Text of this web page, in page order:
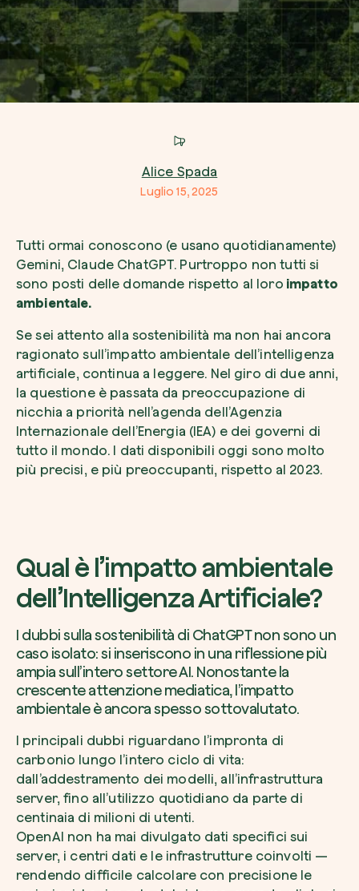
Alice Spada
Luglio 15, 2025
Tutti ormai conoscono (e usano quotidianamente)
Gemini, Claude ChatGPT. Purtroppo non tutti si
sono posti delle domande rispetto al loro impatto
ambientale.
Se sei attento alla sostenibilità ma non hai ancora
ragionato sull’impatto ambientale dell’intelligenza
artificiale, continua a leggere. Nel giro di due anni,
la questione è passata da preoccupazione di
nicchia a priorità nell’agenda dell’Agenzia
Internazionale dell’Energia (IEA) e dei governi di
tutto il mondo. I dati disponibili oggi sono molto
più precisi, e più preoccupanti, rispetto al 2023.
Qual è l’impatto ambientale
dell’Intelligenza Artificiale?
I dubbi sulla sostenibilità di ChatGPT non sono un
caso isolato: si inseriscono in una riflessione più
ampia sull’intero settore AI. Nonostante la
crescente attenzione mediatica, l’impatto
ambientale è ancora spesso sottovalutato.
I principali dubbi riguardano l’impronta di
carbonio lungo l’intero ciclo di vita:
dall’addestramento dei modelli, all’infrastruttura
server, fino all’utilizzo quotidiano da parte di
centinaia di milioni di utenti.
OpenAI non ha mai divulgato dati specifici sui
server, i centri dati e le infrastrutture coinvolti —
rendendo difficile calcolare con precisione le
Crea la tua foresta
Comincia ora
Pianta un albero
Esplora la mappa
Guarda i tuoi alberi crescere dallo spazio
tecnologia satellitare.
Azienda*
Servizio di interesse
Come ci hai conosciuto
Voglio ricevere comunicazioni e
da zeroCO2
Farti un giro sul nostro magazine